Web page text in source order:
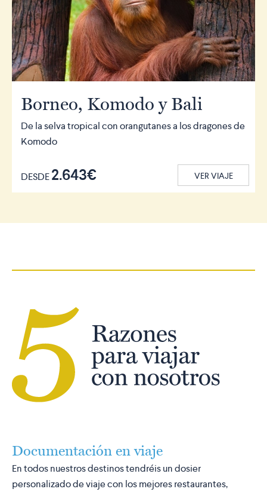
Borneo, Komodo y Bali
De la selva tropical con orangutanes a los dragones de
Komodo
DESDE2.643€ VER VIAJE
Documentación en viaje
En todos nuestros destinos tendréis un dosier
personalizado de viaje con los mejores restaurantes,